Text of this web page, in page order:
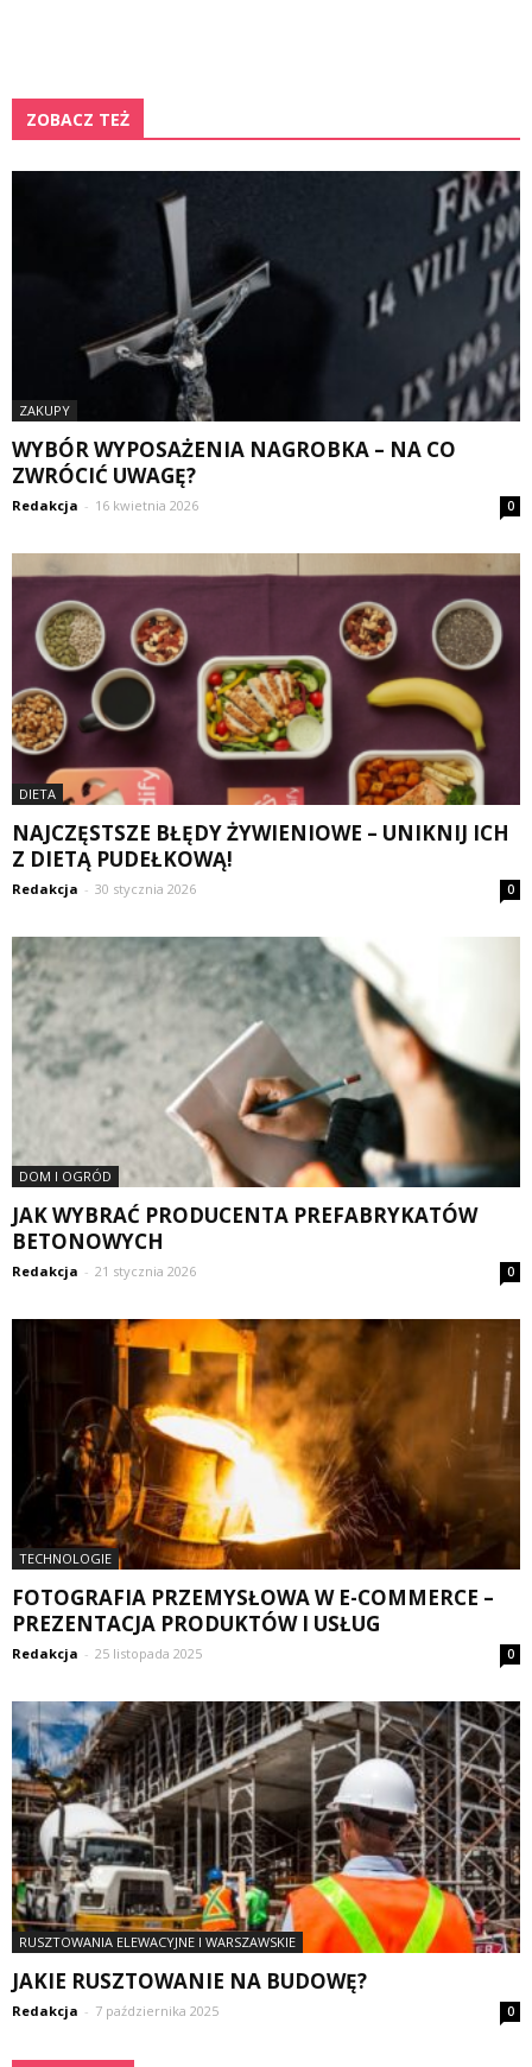
ZOBACZ TEŻ
ZAKUPY
WYBÓR WYPOSAŻENIA NAGROBKA – NA CO
ZWRÓCIĆ UWAGĘ?
Redakcja - 16 kwietnia 2026 0
DIETA
NAJCZĘSTSZE BŁĘDY ŻYWIENIOWE – UNIKNIJ ICH
Z DIETĄ PUDEŁKOWĄ!
Redakcja - 30 stycznia 2026 0
DOM I OGRÓD
JAK WYBRAĆ PRODUCENTA PREFABRYKATÓW
BETONOWYCH
Redakcja - 21 stycznia 2026 0
TECHNOLOGIE
FOTOGRAFIA PRZEMYSŁOWA W E-COMMERCE –
PREZENTACJA PRODUKTÓW I USŁUG
Redakcja - 25 listopada 2025 0
RUSZTOWANIA ELEWACYJNE I WARSZAWSKIE
JAKIE RUSZTOWANIE NA BUDOWĘ?
Redakcja - 7 października 2025 0